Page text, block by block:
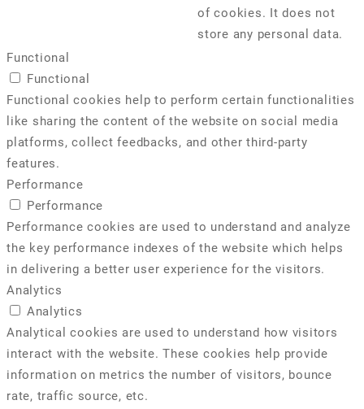
of cookies. It does not
store any personal data.
Functional
Functional
Functional cookies help to perform certain functionalities
like sharing the content of the website on social media
platforms, collect feedbacks, and other third-party
features.
Performance
Performance
Performance cookies are used to understand and analyze
the key performance indexes of the website which helps
in delivering a better user experience for the visitors.
Analytics
Analytics
Analytical cookies are used to understand how visitors
interact with the website. These cookies help provide
information on metrics the number of visitors, bounce
rate, traffic source, etc.